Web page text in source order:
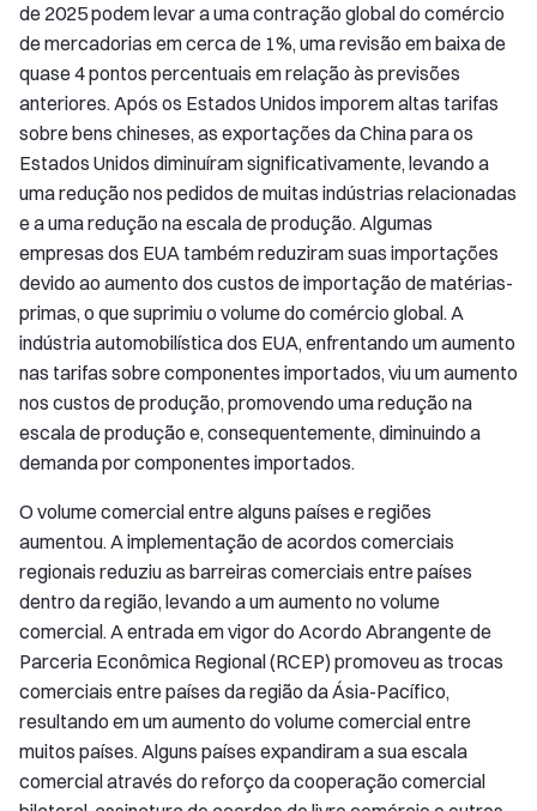
de 2025 podem levar a uma contração global do comércio
de mercadorias em cerca de 1%, uma revisão em baixa de
quase 4 pontos percentuais em relação às previsões
anteriores. Após os Estados Unidos imporem altas tarifas
sobre bens chineses, as exportações da China para os
Estados Unidos diminuíram significativamente, levando a
uma redução nos pedidos de muitas indústrias relacionadas
e a uma redução na escala de produção. Algumas
empresas dos EUA também reduziram suas importações
devido ao aumento dos custos de importação de matérias-
primas, o que suprimiu o volume do comércio global. A
indústria automobilística dos EUA, enfrentando um aumento
nas tarifas sobre componentes importados, viu um aumento
nos custos de produção, promovendo uma redução na
escala de produção e, consequentemente, diminuindo a
demanda por componentes importados.
O volume comercial entre alguns países e regiões
aumentou. A implementação de acordos comerciais
regionais reduziu as barreiras comerciais entre países
dentro da região, levando a um aumento no volume
comercial. A entrada em vigor do Acordo Abrangente de
Parceria Econômica Regional (RCEP) promoveu as trocas
comerciais entre países da região da Ásia-Pacífico,
resultando em um aumento do volume comercial entre
muitos países. Alguns países expandiram a sua escala
comercial através do reforço da cooperação comercial